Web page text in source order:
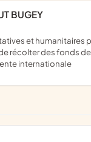
BUGEY
récolter des fonds
internationale